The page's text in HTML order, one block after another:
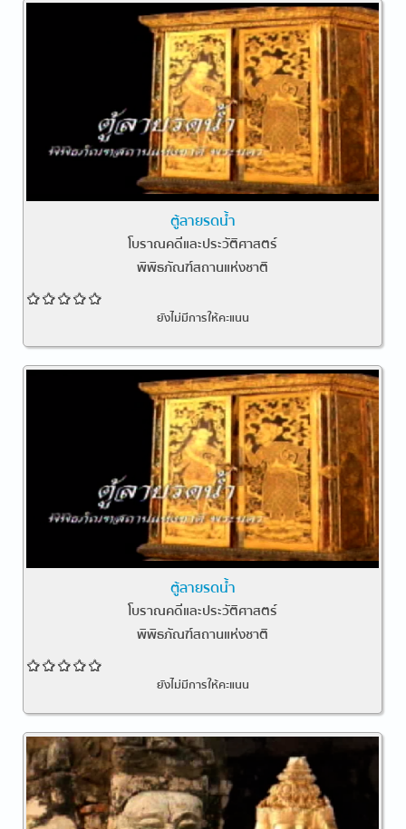
ตู้ลายรดน้ำ
โบราณคดีและประวัติศาสตร์
พิพิธภัณฑ์สถานแห่งชาติ
ยังไม่มีการให้คะแนน
ตู้ลายรดน้ำ
โบราณคดีและประวัติศาสตร์
พิพิธภัณฑ์สถานแห่งชาติ
ยังไม่มีการให้คะแนน